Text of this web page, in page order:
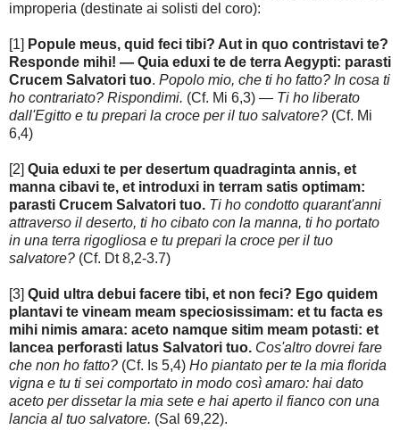
improperia (destinate ai solisti del coro):
[1] Popule meus, quid feci tibi? Aut in quo contristavi te?
Responde mihi! — Quia eduxi te de terra Aegypti: parasti
Crucem Salvatori tuo. Popolo mio, che ti ho fatto? In cosa ti
ho contrariato? Rispondimi. (Cf. Mi 6,3) — Ti ho liberato
dall'Egitto e tu prepari la croce per il tuo salvatore? (Cf. Mi
6,4)
[2] Quia eduxi te per desertum quadraginta annis, et
manna cibavi te, et introduxi in terram satis optimam:
parasti Crucem Salvatori tuo. Ti ho condotto quarant'anni
attraverso il deserto, ti ho cibato con la manna, ti ho portato
in una terra rigogliosa e tu prepari la croce per il tuo
salvatore? (Cf. Dt 8,2-3.7)
[3] Quid ultra debui facere tibi, et non feci? Ego quidem
plantavi te vineam meam speciosissimam: et tu facta es
mihi nimis amara: aceto namque sitim meam potasti: et
lancea perforasti latus Salvatori tuo. Cos'altro dovrei fare
che non ho fatto? (Cf. Is 5,4) Ho piantato per te la mia florida
vigna e tu ti sei comportato in modo così amaro: hai dato
aceto per dissetar la mia sete e hai aperto il fianco con una
lancia al tuo salvatore. (Sal 69,22).